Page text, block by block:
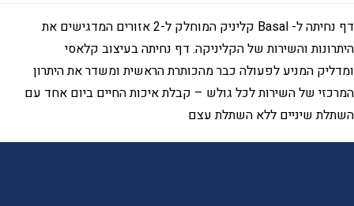
דף נחיתה ל- Basal קליניק המוחלק ל-2 אזורים המדגישים את
היתרונות והשירות של הקליניקה. דף נחיתה בעיצוב קלאסי
ומדליק המניע לפעולה כבר מהכותרת הראשית ומשדר את היתרון
המרכזי של השירות לכל גולש – קבלת איכות החיים ביום אחד עם
השתלת שיניים ללא השתלת עצם